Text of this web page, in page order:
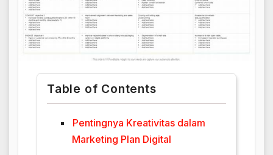
Table of Contents
Pentingnya Kreativitas dalam
Marketing Plan Digital